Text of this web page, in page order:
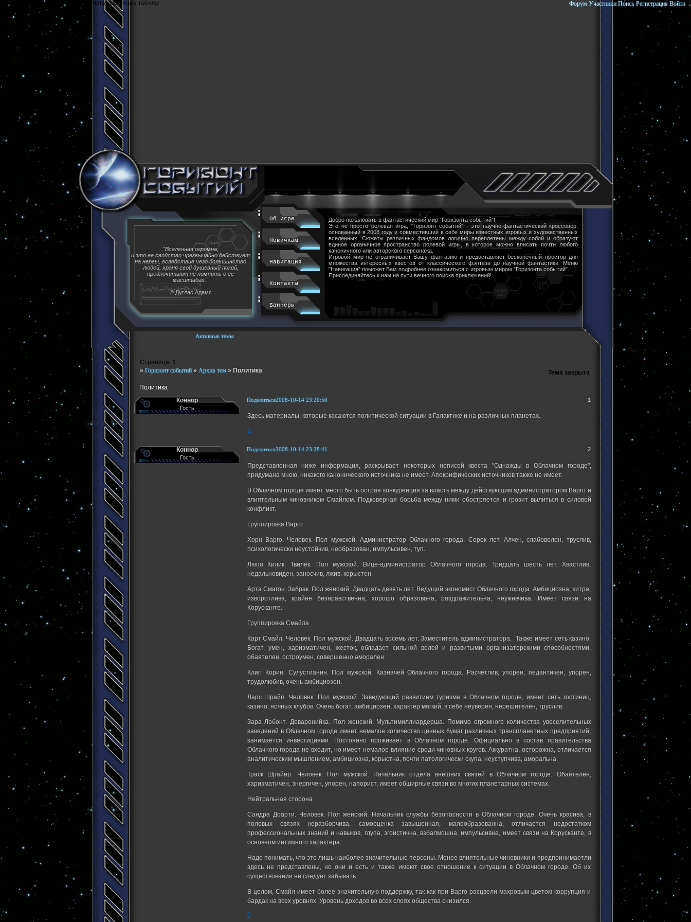
Cюда вставляем нашу таблицу Форум Участники Поиск Регистрация Войти
Активные темы
"Вселенная огромна,
и это ее свойство чрезвычайно действует
на нервы, вследствие чего большинство
людей, храня свой душевный покой,
предпочитают не помнить о ее
масштабах."
© Дуглас Адамс
Об игре
Новичкам
Навигация
Контакты
Баннеры
Добро пожаловать в фантастический мир "Горизонта событий"!
Это не просто ролевая игра, "Горизонт событий" - это научно-фантастический кроссовер,
основанный в 2008 году и совместивший в себе миры известных игровых и художественных
вселенных. Сюжеты различных фандомов логично переплетены между собой и образуют
единое органичное пространство ролевой игры, в которое можно вписать почти любого
каноничного или авторского персонажа.
Игровой мир не ограничивает Вашу фантазию и предоставляет бесконечный простор для
множества интересных квестов от классического фэнтези до научной фантастики. Меню
"Навигация" поможет Вам подробнее ознакомиться с игровым миром "Горизонта событий".
Присоединяйтесь к нам на пути вечного поиска приключений!
» Горизонт событий » Архив тем » Политика
Политика
Страница: 1
Тема закрыта
Поделиться 1
2008-10-14 23:20:50
Коннор
Гость
Здесь материалы, которые касаются политической ситуации в Галактике и на различных планетах.
0
Поделиться 2
2008-10-14 23:28:41
Коннор
Гость
Представленная ниже информация, раскрывает некоторых неписей квеста "Однажды в Облачном городе",
придумана мною, никакого канонического источника не имеет. Апокрифических источников также не имеет.
В Облачном городе имеет место быть острая конкуренция за власть между действующим администратором Варго и
влиятельным чиновником Смайлом. Подковерная борьба между ними обостряется и грозит вылиться в силовой
конфликт.
Группировка Варго
Хорн Варго. Человек. Пол мужской. Администратор Облачного города. Сорок лет. Алчен, слабоволен, труслив,
психологически неустойчив, необразован, импульсивен, туп.
Люпо Килик. Твилек. Пол мужской. Вице-администратор Облачного города. Тридцать шесть лет. Хвастлив,
недальновиден, заносчив, лжив, корыстен.
Арта Смагон. Забрак. Пол женский. Двадцать девять лет. Ведущий экономист Облачного города. Амбициозна, хитра,
изворотлива, крайне безнравственна, хорошо образована, раздражительна, неуживчива. Имеет связи на
Корусканте.
Группировка Смайла
Карт Смайл. Человек. Пол мужской. Двадцать восемь лет. Заместитель администратора. Также имеет сеть казино.
Богат, умен, харизматичен, жесток, обладает сильной волей и развитыми организаторскими способностями,
обаятелен, остроумен, совершенно аморален.
Клигг Корин. Сулустианин. Пол мужской. Казначей Облачного города. Расчетлив, упорен, педантичен, упорен,
трудолюбив, очень амбициозен.
Ларс Шрайп. Человек. Пол мужской. Заведующий развитием туризма в Облачном городе, имеет сеть гостиниц,
казино, ночных клубов. Очень богат, амбициозен, характер мягкий, в себе неуверен, нерешителен, труслив.
Зара Лобонт. Деваронийка. Пол женский. Мультимиллиардерша. Помимо огромного количества увеселительных
заведений в Облачном городе имеет немалое количество ценных бумаг различных транспланетных предприятий,
занимается инвестициями. Постоянно проживает в Облачном городе. Официально в состав правительства
Облачного города не входит, но имеет немалое влияние среди чиновных кругов. Аккуратна, осторожна, отличается
аналитическим мышлением, амбициозна, корыстна, почти патологически скупа, неуступчива, аморальна.
Траск Шрайер. Человек. Пол мужской. Начальник отдела внешних связей в Облачном городе. Обаятелен,
харизматичен, энергичен, упорен, напорист, имеет обширные связи во многих планетарных системах.
Нейтральная сторона
Сандра Доарти. Человек. Пол женский. Начальник службы безопасности в Облачном городе. Очень красива, в
половых связях неразборчива, самооценка завышенная, малообразованна, отличается недостатком
профессиональных знаний и навыков, глупа, эгоистична, взбалмошна, импульсивна, имеет связи на Корусканте, в
основном интимного характера.
Надо понимать, что это лишь наиболее значительные персоны. Менее влиятельные чиновники и предпринимаетли
здесь не представлены, но они и есть и также имеют свое отношение к ситуации в Облачном городе. Об их
существовании не следует забывать.
В целом, Смайл имеет более значительную поддержку, так как при Варго расцвели махровым цветом коррупция и
бардак на всех уровнях. Уровень доходов во всех слоях общества снизился.
0